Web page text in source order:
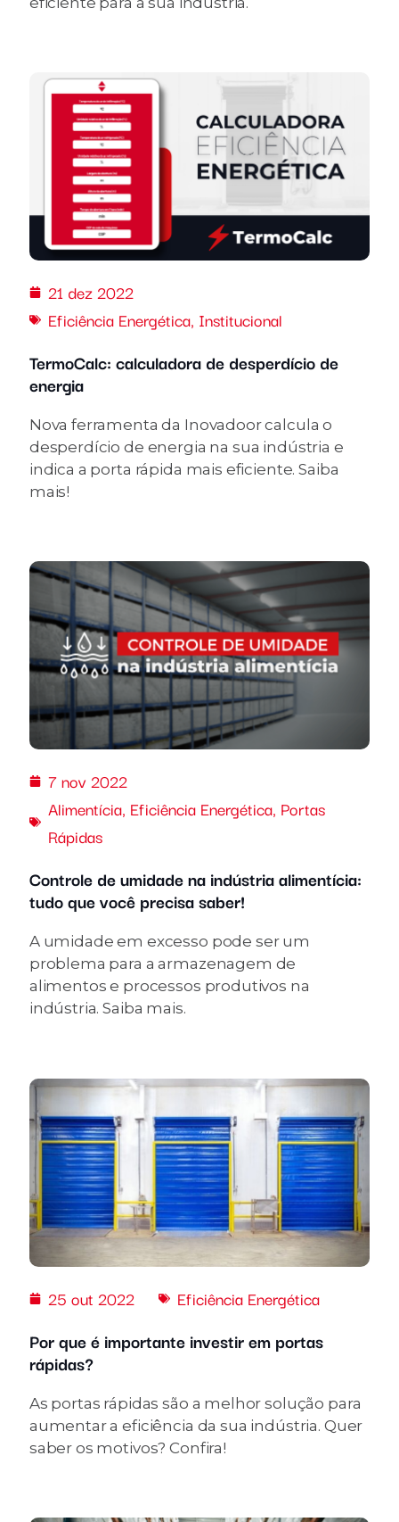
21 dez 2022
Eficiência Energética, Institucional
TermoCalc: calculadora de desperdício de
energia
Nova ferramenta da Inovadoor calcula o
desperdício de energia na sua indústria e
indica a porta rápida mais eficiente. Saiba
mais!
7 nov 2022
Alimentícia, Eficiência Energética, Portas
Rápidas
Controle de umidade na indústria alimentícia:
tudo que você precisa saber!
A umidade em excesso pode ser um
problema para a armazenagem de
alimentos e processos produtivos na
indústria. Saiba mais.
25 out 2022 Eficiência Energética
Por que é importante investir em portas
rápidas?
As portas rápidas são a melhor solução para
aumentar a eficiência da sua indústria. Quer
saber os motivos? Confira!